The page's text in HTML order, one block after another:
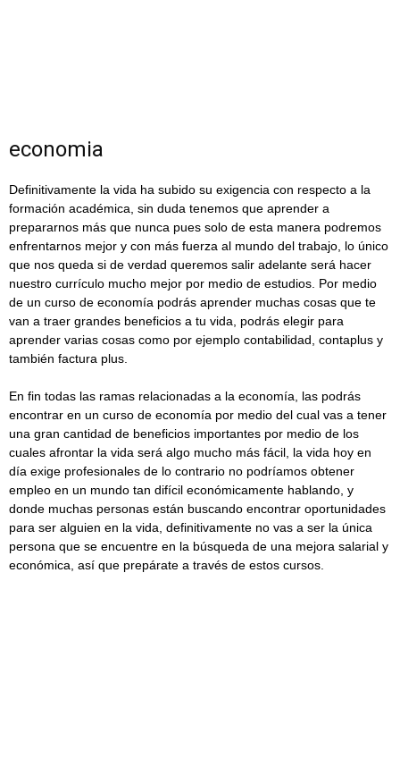
economia
Definitivamente la vida ha subido su exigencia con respecto a la
formación académica, sin duda tenemos que aprender a
prepararnos más que nunca pues solo de esta manera podremos
enfrentarnos mejor y con más fuerza al mundo del trabajo, lo único
que nos queda si de verdad queremos salir adelante será hacer
nuestro currículo mucho mejor por medio de estudios. Por medio
de un curso de economía podrás aprender muchas cosas que te
van a traer grandes beneficios a tu vida, podrás elegir para
aprender varias cosas como por ejemplo contabilidad, contaplus y
también factura plus.
En fin todas las ramas relacionadas a la economía, las podrás
encontrar en un curso de economía por medio del cual vas a tener
una gran cantidad de beneficios importantes por medio de los
cuales afrontar la vida será algo mucho más fácil, la vida hoy en
día exige profesionales de lo contrario no podríamos obtener
empleo en un mundo tan difícil económicamente hablando, y
donde muchas personas están buscando encontrar oportunidades
para ser alguien en la vida, definitivamente no vas a ser la única
persona que se encuentre en la búsqueda de una mejora salarial y
económica, así que prepárate a través de estos cursos.